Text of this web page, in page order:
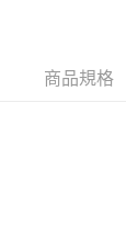
】
商品之後才付款
不需綁卡、不需儲
商品規格